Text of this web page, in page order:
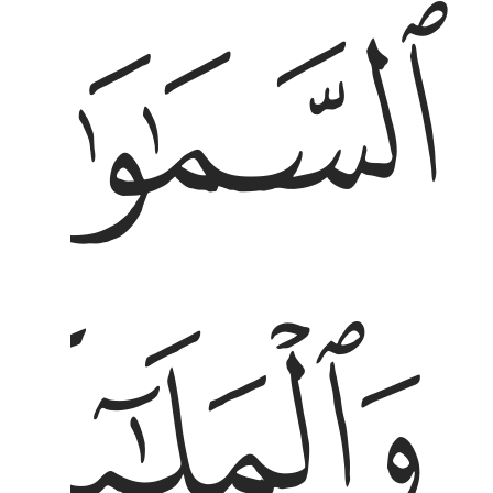
ﱝ
وَٱلْمَلَـٰٓئِكَةُ يُسَبِّحُونَ بِحَمْدِ رَبِّهِمْ وَيَسْتَغْفِرُونَ لِمَن فِى